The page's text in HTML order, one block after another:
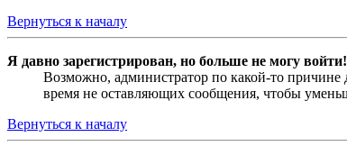
Вернуться к началу
Я давно зарегистрирован, но больше не могу войти!
Возможно, администратор по какой-то причине
время не оставляющих сообщения, чтобы
Вернуться к началу